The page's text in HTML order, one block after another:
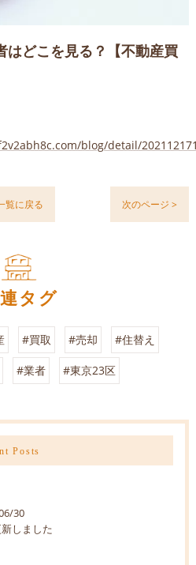
はどこを見る？【不動産買
blog/detail/
覧に戻る 次のページ >
タグ
#買取 #売却 #住替え
#業者 #東京23区
Posts
30
しました